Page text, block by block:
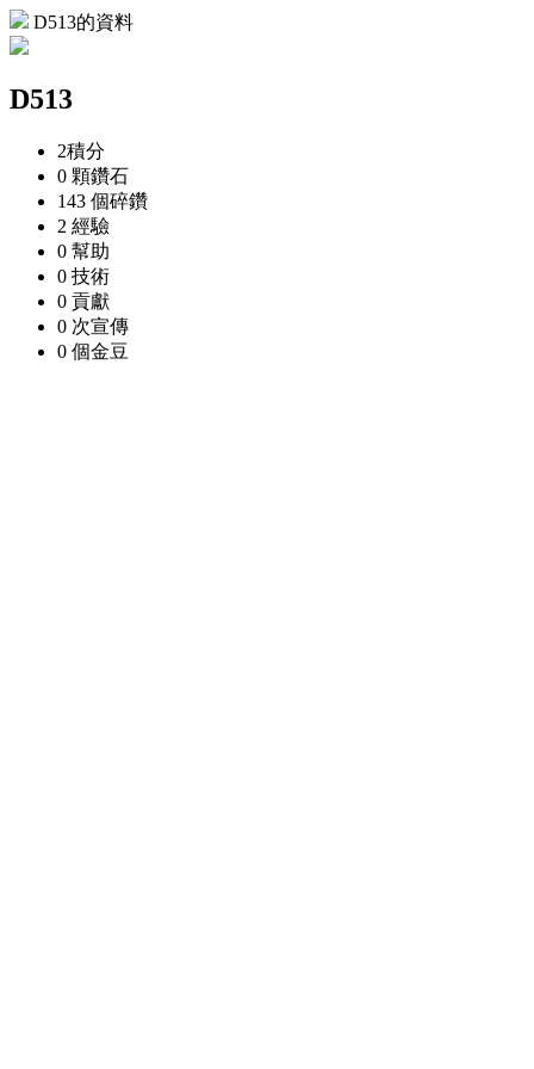
D513的資料
D513
2積分
0 顆鑽石
143 個碎鑽
2 經驗
0 幫助
0 技術
0 貢獻
0 次宣傳
0 個金豆